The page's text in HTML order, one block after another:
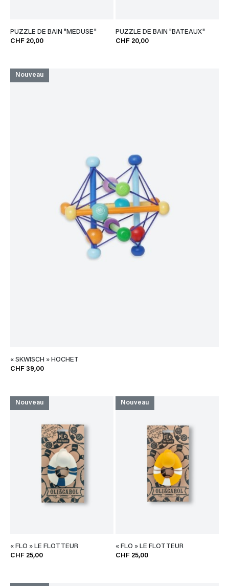
PUZZLE DE BAIN "MEDUSE"
CHF 20,00
PUZZLE DE BAIN "BATEAUX"
CHF 20,00
Nouveau
« SKWISCH » HOCHET
CHF 39,00
Nouveau
« FLO » LE FLOTTEUR
CHF 25,00
Nouveau
« FLO » LE FLOTTEUR
CHF 25,00